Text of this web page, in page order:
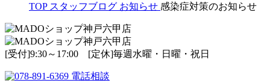
TOP スタッフブログ お知らせ 感染症対策のお知らせ
[受付]9:30～17:00 [定休]毎週水曜・日曜・祝日
電話相談